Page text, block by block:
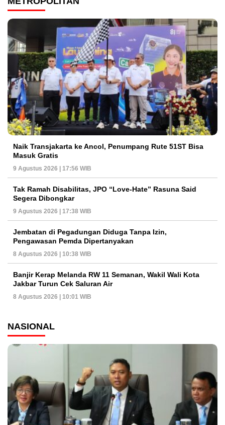
Naik Transjakarta ke Ancol, Penumpang Rute 51ST Bisa
Masuk Gratis
9 Agustus 2026 | 17:56 WIB
Tak Ramah Disabilitas, JPO “Love-Hate” Rasuna Said
Segera Dibongkar
9 Agustus 2026 | 17:38 WIB
Jembatan di Pegadungan Diduga Tanpa Izin,
Pengawasan Pemda Dipertanyakan
8 Agustus 2026 | 10:38 WIB
Banjir Kerap Melanda RW 11 Semanan, Wakil Wali Kota
Jakbar Turun Cek Saluran Air
8 Agustus 2026 | 10:01 WIB
NASIONAL